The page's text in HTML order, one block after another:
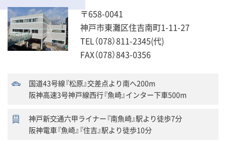
〒658-0041
神戸市東灘区住吉南町1-11-27
TEL（078）811-2345(代)
FAX（078）843-0356
国道43号線『松原』交差点より南へ200m
阪神高速3号神戸線西行『魚崎』インター下車500m
神戸新交通六甲ライナー『南魚崎』駅より徒歩7分
阪神電車『魚崎』『住吉』駅より徒歩10分